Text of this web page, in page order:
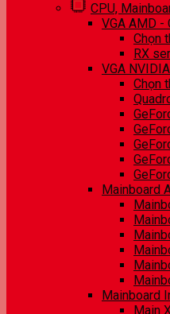
CPU,
VGA AMD -
Chọn
RX
VGA
Chọn
Mainboard
Mainboard
Main